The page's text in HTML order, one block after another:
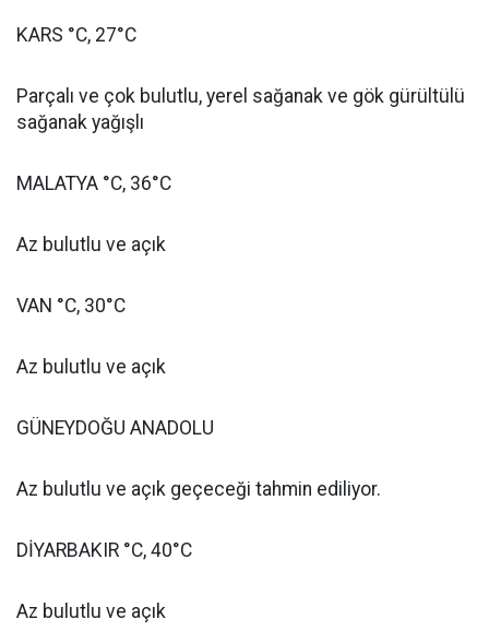
KARS °C, 27°C
Parçalı ve çok bulutlu, yerel sağanak ve gök gürültülü
sağanak yağışlı
MALATYA °C, 36°C
Az bulutlu ve açık
VAN °C, 30°C
Az bulutlu ve açık
GÜNEYDOĞU ANADOLU
Az bulutlu ve açık geçeceği tahmin ediliyor.
DİYARBAKIR °C, 40°C
Az bulutlu ve açık